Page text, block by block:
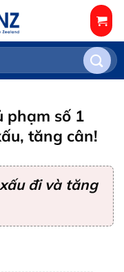
phạm số 1
tăng cân!
đi và tăng